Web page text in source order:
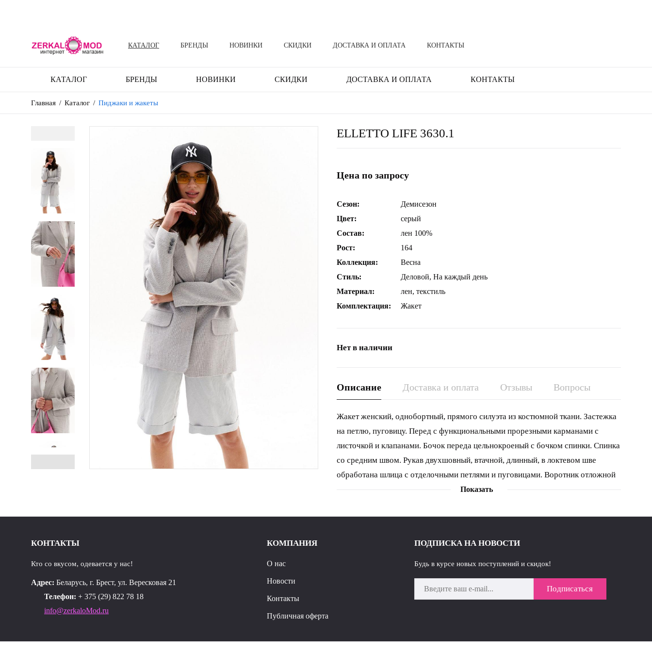
КАТАЛОГ БРЕНДЫ НОВИНКИ СКИДКИ ДОСТАВКА И ОПЛАТА КОНТАКТЫ
КАТАЛОГ БРЕНДЫ НОВИНКИ СКИДКИ ДОСТАВКА И ОПЛАТА КОНТАКТЫ
Главная / Каталог / Пиджаки и жакеты
ELLETTO LIFE 3630.1
Цена по запросу
Сезон:
Демисезон
Цвет:
серый
Состав:
лен 100%
Рост:
164
Коллекция:
Весна
Стиль:
Деловой, На каждый день
Материал:
лен, текстиль
Комплектация:
Жакет
Нет в наличии
Описание Доставка и оплата Отзывы Вопросы
Жакет женский, однобортный, прямого силуэта из костюмной ткани. Застежка
на петлю, пуговицу. Перед с функциональными прорезными карманами с
листочкой и клапанами. Бочок переда цельнокроеный с бочком спинки. Спинка
со средним швом. Рукав двухшовный, втачной, длинный, в локтевом шве
обработана шлица с отделочными петлями и пуговицами. Воротник отложной
пиджачного типа. Жакет на подкладке. длина изделия - 75 см длина рукава - 60
обхват талии 100 104 108 112 116 120 124 обхват бедер 100 104 108 112 116
Показать
КОНТАКТЫ
Кто со вкусом, одевается у нас!
Адрес: Беларусь, г. Брест, ул. Вересковая 21
Телефон: + 375 (29) 822 78 18
info@zerkaloMod.ru
КОМПАНИЯ
О нас
Новости
Контакты
Публичная оферта
ПОДПИСКА НА НОВОСТИ
Будь в курсе новых поступлений и скидок!
Подписаться